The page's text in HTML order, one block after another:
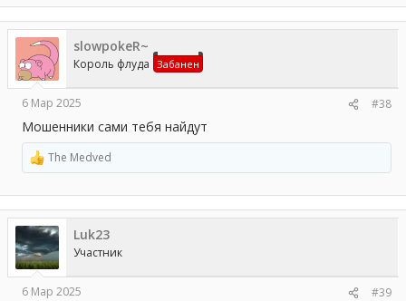
slowpokeR~
Король флуда Забанен
6 Мар 2025 #38
Мошенники сами тебя найдут
Р
е
а
к
ц
и
и
:
The Medved
Luk23
Участник
6 Мар 2025 #39